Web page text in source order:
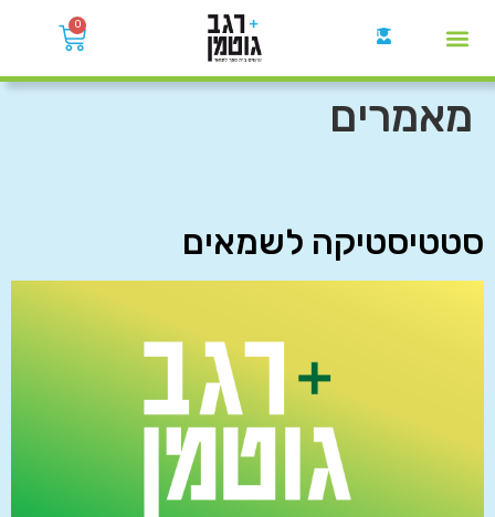
0
מאמרים
סטטיסטיקה לשמאים